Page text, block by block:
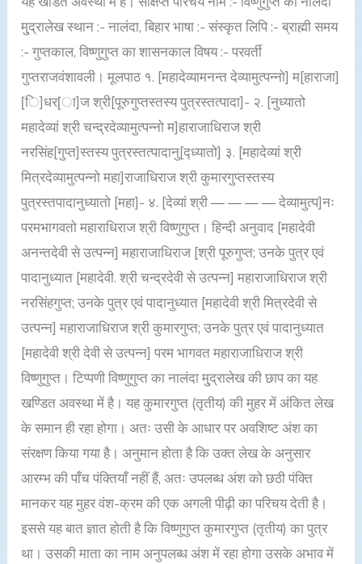
मु्द्रालेख स्थान :- नालंदा, बिहार भाषा :- संस्कृत लिपि :- ब्राह्मी समय
:- गुप्तकाल, विष्णुगुप्त का शासनकाल विषय :- परवर्ती
गुप्तराजवंशावली। मूलपाठ १. [महादेव्यामनन्त देव्यामुत्पन्नो] म[हाराजा]
[ि]धर[ा]ज श्री[पूरुगुप्तस्तस्य पुत्रस्तत्पादा]- २. [नुध्यातो
महादेव्यां श्री चन्द्रदेव्यामुत्पन्नो म]हाराजाधिराज श्री
नरसिंह[गुप्त]स्तस्य पुत्रस्तत्पादानु[द्ध्यातो] ३. [महादेव्यां श्री
मित्रदेव्यामुत्पन्नो महा]राजाधिराज श्री कुमारगुप्तस्तस्य
पुत्रस्तपादानुध्यातो [महा]- ४. [देव्यां श्री — — — — देव्यामुत्प]नः
परमभागवतो महाराधिराज श्री विष्णुगुप्त। हिन्दी अनुवाद [महादेवी
अनन्तदेवी से उत्पन्न] महाराजाधिराज [श्री पूरुगुप्त; उनके पुत्र एवं
पादानुध्यात [महादेवी. श्री चन्द्रदेवी से उत्पन्न] महाराजाधिराज श्री
नरसिंहगुप्त; उनके पुत्र एवं पादानुध्यात [महादेवी श्री मित्रदेवी से
उत्पन्न] महाराजाधिराज श्री कुमारगुप्त; उनके पुत्र एवं पादानुध्यात
[महादेवी श्री देवी से उत्पन्न] परम भागवत महाराजाधिराज श्री
विष्णुगुप्त। टिप्पणी विष्णुगुप्त का नालंदा मु्द्रालेख की छाप का यह
खण्डित अवस्था में है। यह कुमारगुप्त (तृतीय) की मुहर में अंकित लेख
के समान ही रहा होगा। अतः उसी के आधार पर अवशिष्ट अंश का
संरक्षण किया गया है। अनुमान होता है कि उक्त लेख के अनुसार
आरम्भ की पाँच पंक्तियाँ नहीं हैं, अतः उपलब्ध अंश को छठी पंक्ति
मानकर यह मुहर वंश-क्रम की एक अगली पीढ़ी का परिचय देती है।
इससे यह बात ज्ञात होती है कि विष्णुगुप्त कुमारगुप्त (तृतीय) का पुत्र
था। उसकी माता का नाम अनुपलब्ध अंश में रहा होगा उसके अभाव में